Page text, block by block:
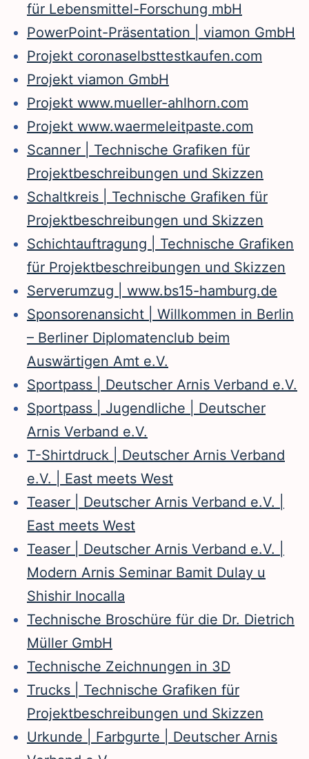
für Lebensmittel-Forschung mbH
PowerPoint-Präsentation | viamon GmbH
Projekt coronaselbsttestkaufen.com
Projekt viamon GmbH
Projekt www.mueller-ahlhorn.com
Projekt www.waermeleitpaste.com
Scanner | Technische Grafiken für
Projektbeschreibungen und Skizzen
Schaltkreis | Technische Grafiken für
Projektbeschreibungen und Skizzen
Schichtauftragung | Technische Grafiken
für Projektbeschreibungen und Skizzen
Serverumzug | www.bs15-hamburg.de
Sponsorenansicht | Willkommen in Berlin
– Berliner Diplomatenclub beim
Auswärtigen Amt e.V.
Sportpass | Deutscher Arnis Verband e.V.
Sportpass | Jugendliche | Deutscher
Arnis Verband e.V.
T-Shirtdruck | Deutscher Arnis Verband
e.V. | East meets West
Teaser | Deutscher Arnis Verband e.V. |
East meets West
Teaser | Deutscher Arnis Verband e.V. |
Modern Arnis Seminar Bamit Dulay u
Shishir Inocalla
Technische Broschüre für die Dr. Dietrich
Müller GmbH
Technische Zeichnungen in 3D
Trucks | Technische Grafiken für
Projektbeschreibungen und Skizzen
Urkunde | Farbgurte | Deutscher Arnis